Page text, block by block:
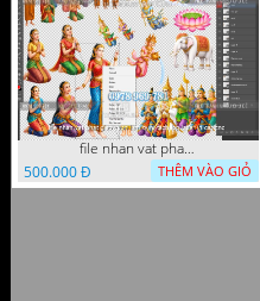
file nhan vat phat giao vuon lam ty ni tach lop layer in cat cnc
500.000 Đ
THÊM VÀO GIỎ